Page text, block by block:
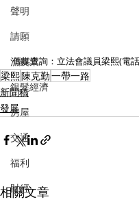
聲明
請願
漁農業
銀髮經濟
房屋
交通
福利
財經
傳媒查詢：立法會議員梁熙(電
梁熙陳克勤一帶一路
新聞稿
發展
相關文章